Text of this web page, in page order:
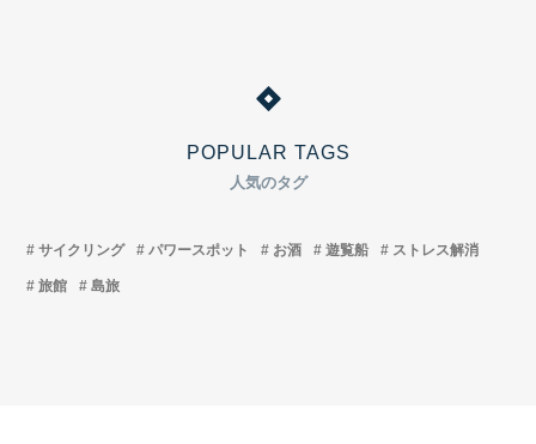
POPULAR TAGS
人気のタグ
サイクリング パワースポット お酒 遊覧船 ストレス解消
旅館 島旅